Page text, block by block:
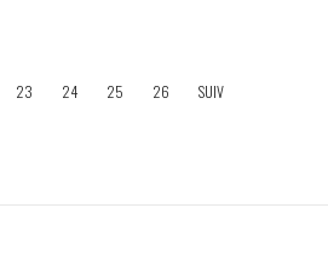
23 24 25 26 SUIV